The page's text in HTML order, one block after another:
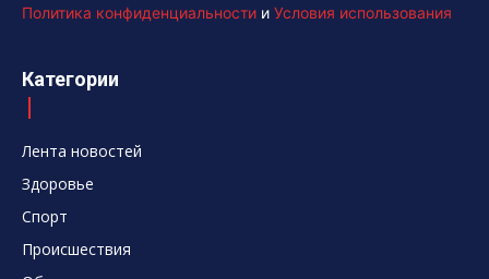
Политика конфиденциальности и Условия использования
Категории
Лента новостей
Здоровье
Спорт
Происшествия